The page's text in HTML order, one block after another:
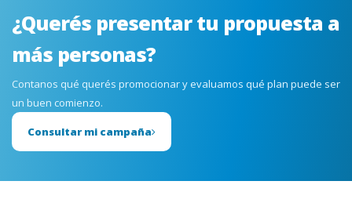
¿Querés presentar tu propuesta a
más personas?
Contanos qué querés promocionar y evaluamos qué plan puede ser
un buen comienzo.
Consultar mi campaña